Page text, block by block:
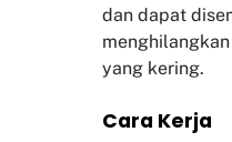
dan dapat
yang kering.
Cara Kerja